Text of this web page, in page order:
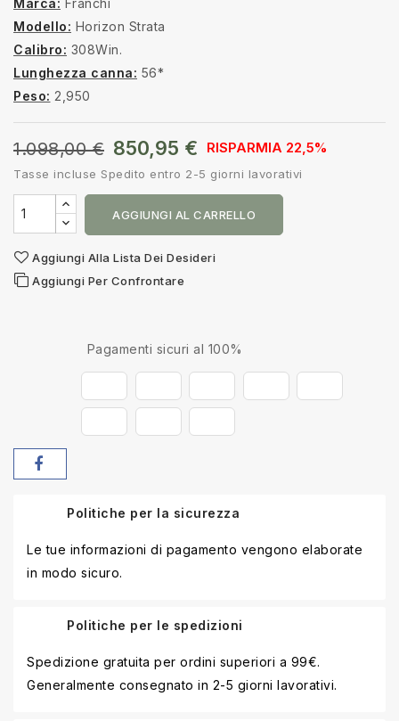
Modello: Horizon Strata
Calibro: 308Win.
Lunghezza canna: 56*
Peso: 2,950
1.098,00 € 850,95 € RISPARMIA 22,5%
Tasse incluse Spedito entro 2-5 giorni lavorativi
AGGIUNGI AL CARRELLO
Aggiungi Alla Lista Dei Desideri
Aggiungi Per Confrontare
Pagamenti sicuri al 100%
Politiche per la sicurezza
Le tue informazioni di pagamento vengono elaborate
in modo sicuro.
Politiche per le spedizioni
Spedizione gratuita per ordini superiori a 99€.
Generalmente consegnato in 2-5 giorni lavorativi.